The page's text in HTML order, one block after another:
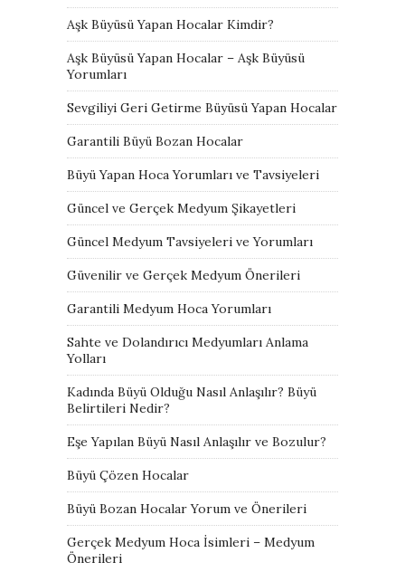
Aşk Büyüsü Yapan Hocalar Kimdir?
Aşk Büyüsü Yapan Hocalar – Aşk Büyüsü
Yorumları
Sevgiliyi Geri Getirme Büyüsü Yapan Hocalar
Garantili Büyü Bozan Hocalar
Büyü Yapan Hoca Yorumları ve Tavsiyeleri
Güncel ve Gerçek Medyum Şikayetleri
Güncel Medyum Tavsiyeleri ve Yorumları
Güvenilir ve Gerçek Medyum Önerileri
Garantili Medyum Hoca Yorumları
Sahte ve Dolandırıcı Medyumları Anlama
Yolları
Kadında Büyü Olduğu Nasıl Anlaşılır? Büyü
Belirtileri Nedir?
Eşe Yapılan Büyü Nasıl Anlaşılır ve Bozulur?
Büyü Çözen Hocalar
Büyü Bozan Hocalar Yorum ve Önerileri
Gerçek Medyum Hoca İsimleri – Medyum
Önerileri